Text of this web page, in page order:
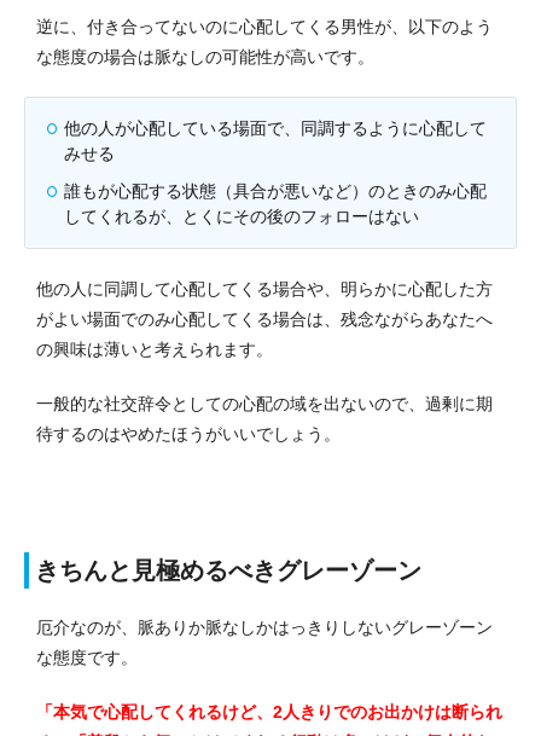
逆に、付き合ってないのに心配してくる男性が、以下のよう
な態度の場合は脈なしの可能性が高いです。
他の人が心配している場面で、同調するように心配して
みせる
誰もが心配する状態（具合が悪いなど）のときのみ心配
してくれるが、とくにその後のフォローはない
他の人に同調して心配してくる場合や、明らかに心配した方
がよい場面でのみ心配してくる場合は、残念ながらあなたへ
の興味は薄いと考えられます。
一般的な社交辞令としての心配の域を出ないので、過剰に期
待するのはやめたほうがいいでしょう。
きちんと見極めるべきグレーゾーン
厄介なのが、脈ありか脈なしかはっきりしないグレーゾーン
な態度です。
「本気で心配してくれるけど、2人きりでのお出かけは断られ